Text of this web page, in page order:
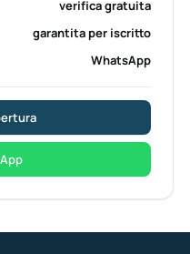
verifica gratuita
garantita per iscritto
WhatsApp